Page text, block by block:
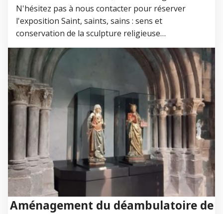
N'hésitez pas à nous contacter pour réserver
l'exposition Saint, saints, sains : sens et
conservation de la sculpture religieuse…
Aménagement du déambulatoire de